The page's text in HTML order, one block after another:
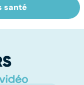
élément
santé